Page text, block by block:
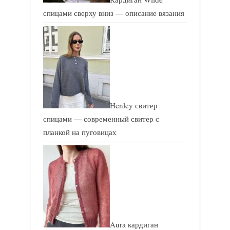
спицами сверху вниз — описание вязания
Henley свитер
спицами — современный свитер с
планкой на пуговицах
Aura кардиган